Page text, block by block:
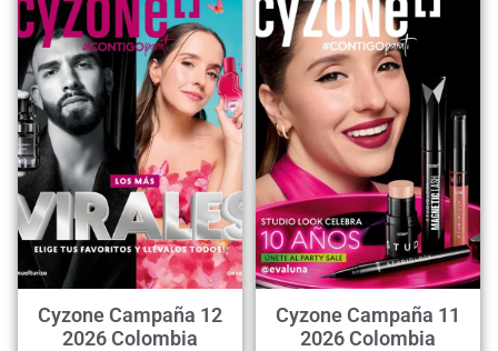
Cyzone Campaña 12
2026 Colombia
Cyzone Campaña 11
2026 Colombia